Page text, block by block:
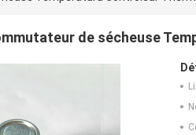
de sécheuse